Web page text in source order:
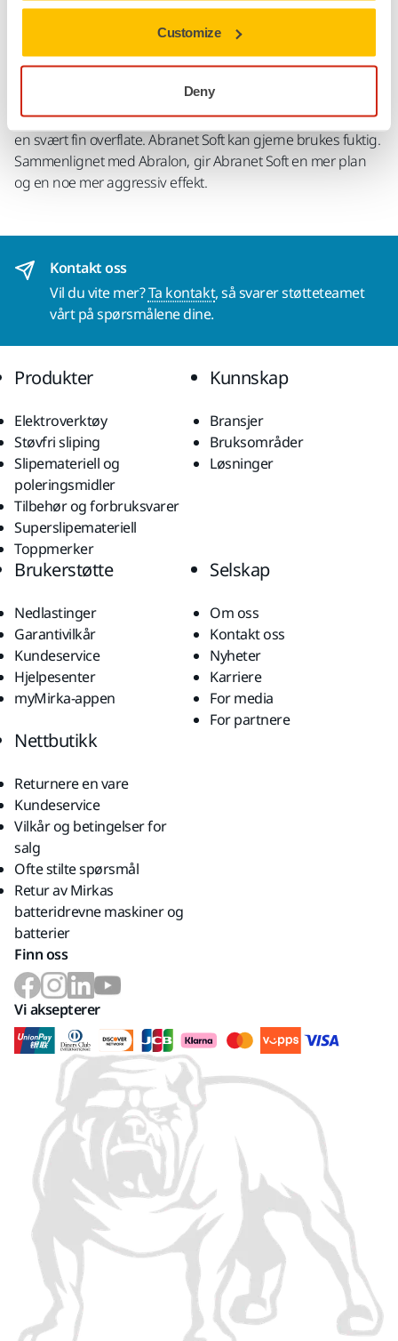
Customize
Deny
før polering. De grovere kornene kan også anvendes til
mellomsliping av lakkede treflater. Abranet Soft er en
kombinasjon av Mirkas patenterte slipenett og et tynt
skumlag. Skummet gjør produktet stødig og fleksibelt, noe
som betyr at slipematerialet effektivt følger overflaten som
slipes. Slipestøvet samles i skumlaget og bidrar til å oppnå
en svært fin overflate. Abranet Soft kan gjerne brukes fuktig.
Sammenlignet med Abralon, gir Abranet Soft en mer plan
og en noe mer aggressiv effekt.
Kontakt oss
Vil du vite mer?Ta kontakt, så svarer støtteteamet
vårt på spørsmålene dine.
Produkter
Elektroverktøy
Støvfri sliping
Slipemateriell og
poleringsmidler
Tilbehør og forbruksvarer
Superslipemateriell
Toppmerker
Kunnskap
Bransjer
Bruksområder
Løsninger
Brukerstøtte
Nedlastinger
Garantivilkår
Kundeservice
Hjelpesenter
myMirka-appen
Selskap
Om oss
Kontakt oss
Nyheter
Karriere
For media
For partnere
Nettbutikk
Returnere en vare
Kundeservice
Vilkår og betingelser for
salg
Ofte stilte spørsmål
Retur av Mirkas
batteridrevne maskiner og
batterier
Finn oss
Vi aksepterer